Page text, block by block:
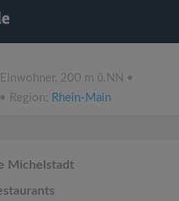
200 m ü.NN •
• Region: Rhein-Main
Michelstadt